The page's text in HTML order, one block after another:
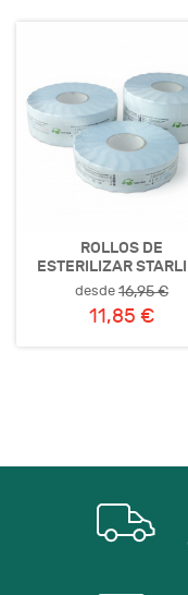
ROLLOS DE
ESTERILIZAR
desde16,95 €
11,85 €